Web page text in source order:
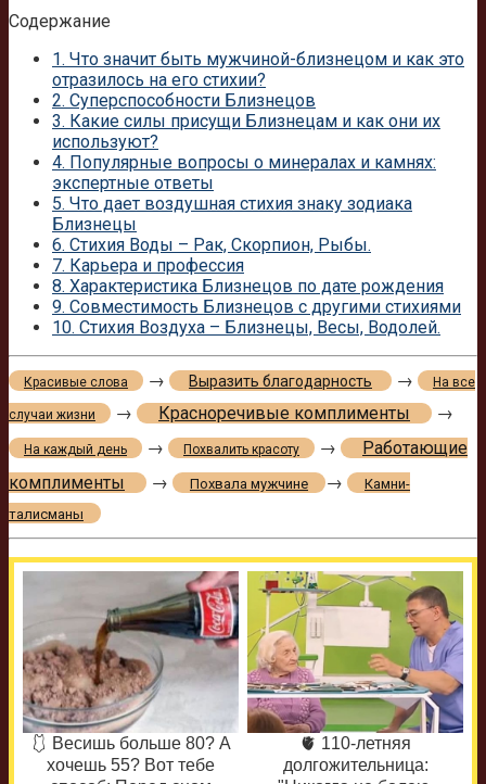
Содержание
1. Что значит быть мужчиной-близнецом и как это
отразилось на его стихии?
2. Суперспособности Близнецов
3. Какие силы присущи Близнецам и как они их
используют?
4. Популярные вопросы о минералах и камнях:
экспертные ответы
5. Что дает воздушная стихия знаку зодиака
Близнецы
6. Стихия Воды – Рак, Скорпион, Рыбы.
7. Карьера и профессия
8. Характеристика Близнецов по дате рождения
9. Совместимость Близнецов с другими стихиями
10. Стихия Воздуха – Близнецы, Весы, Водолей.
Красивые слова → Выразить благодарность → На все
случаи жизни → Красноречивые комплименты →
На каждый день → Похвалить красоту →
Работающие
комплименты
→ Похвала мужчине →
Камни-
талисманы
🩱 Весишь больше 80? А
хочешь 55? Вот тебе
🫀 110-летняя
долгожительница: